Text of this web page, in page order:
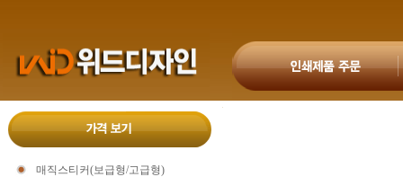
매직스티커(보급형/고급형)